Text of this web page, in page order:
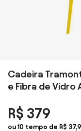
Cadeira
e Fibra de Vidro
R$ 379
ou 10 tempo de R$ 37,9